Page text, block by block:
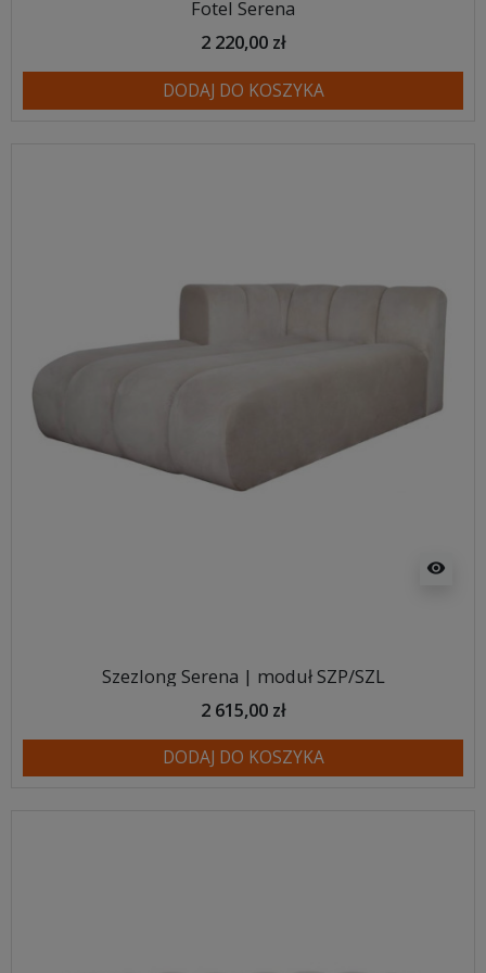
Fotel Serena
2 220,00 zł
DODAJ DO KOSZYKA
visibility
Szezlong Serena | moduł SZP/SZL
2 615,00 zł
DODAJ DO KOSZYKA